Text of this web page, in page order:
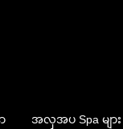
အလှအပ Spa များ